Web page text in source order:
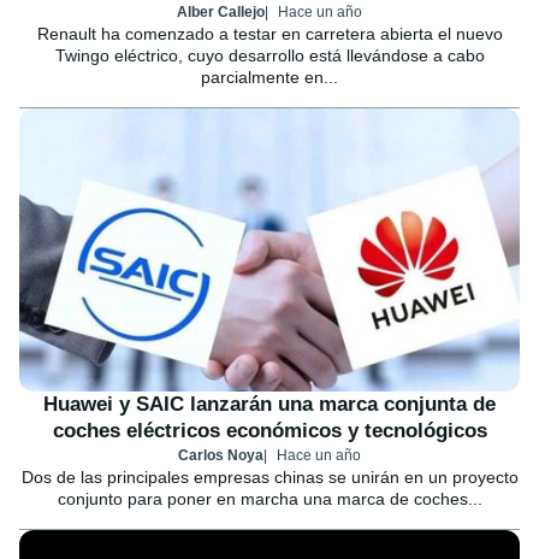
Alber Callejo Hace un año
Renault ha comenzado a testar en carretera abierta el nuevo
Twingo eléctrico, cuyo desarrollo está llevándose a cabo
parcialmente en...
Huawei y SAIC lanzarán una marca conjunta de
coches eléctricos económicos y tecnológicos
Carlos Noya Hace un año
Dos de las principales empresas chinas se unirán en un proyecto
conjunto para poner en marcha una marca de coches...